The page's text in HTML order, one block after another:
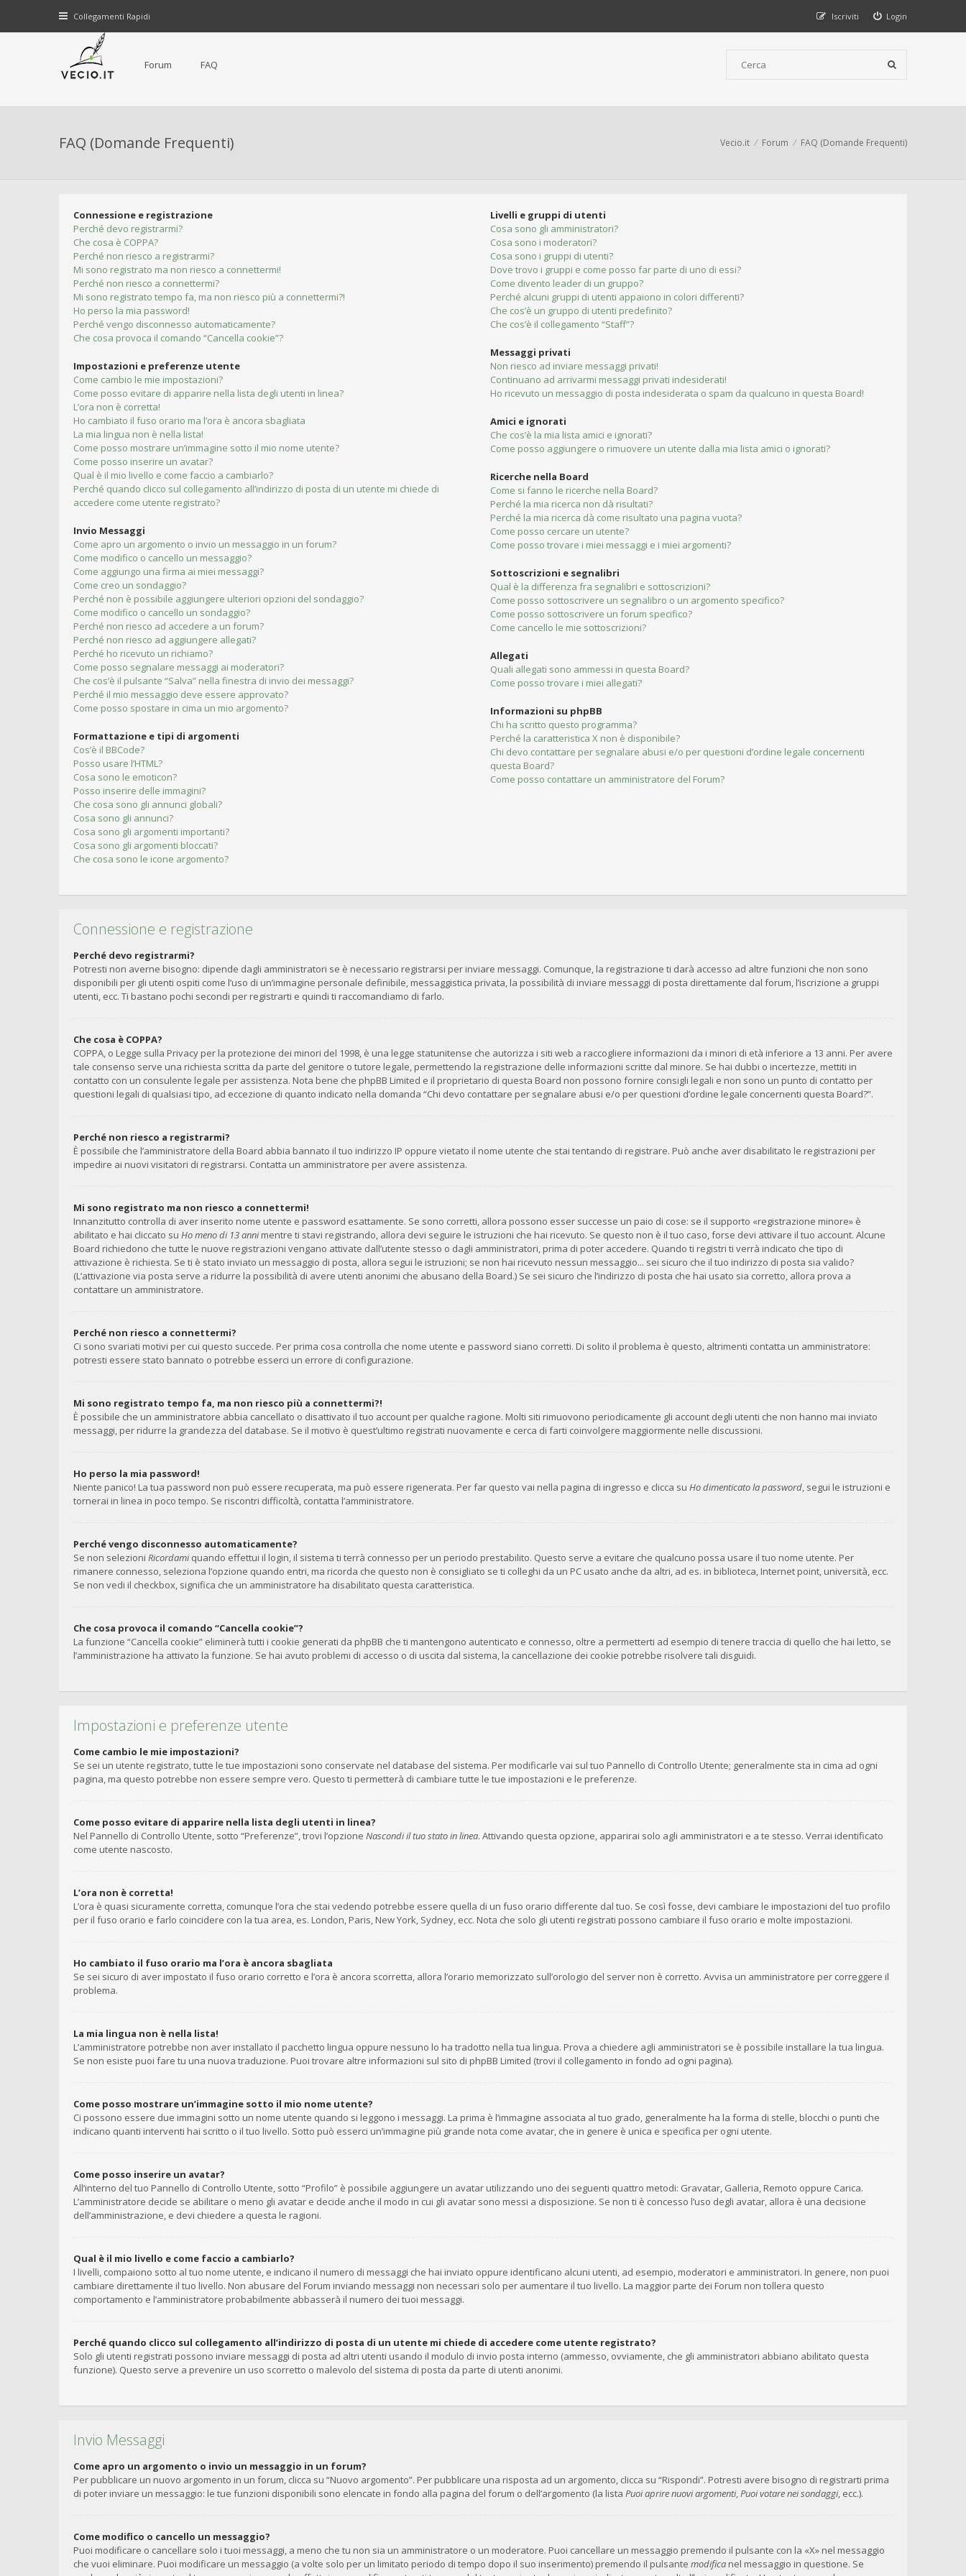
Collegamenti Rapidi Login
Iscriviti
Forum FAQ
FAQ (Domande Frequenti) Vecio.it Forum FAQ (Domande Frequenti)
Connessione e registrazione
Perché devo registrarmi?
Che cosa è COPPA?
Perché non riesco a registrarmi?
Mi sono registrato ma non riesco a connettermi!
Perché non riesco a connettermi?
Mi sono registrato tempo fa, ma non riesco più a connettermi?!
Ho perso la mia password!
Perché vengo disconnesso automaticamente?
Che cosa provoca il comando “Cancella cookie”?
Impostazioni e preferenze utente
Come cambio le mie impostazioni?
Come posso evitare di apparire nella lista degli utenti in linea?
L’ora non è corretta!
Ho cambiato il fuso orario ma l’ora è ancora sbagliata
La mia lingua non è nella lista!
Come posso mostrare un’immagine sotto il mio nome utente?
Come posso inserire un avatar?
Qual è il mio livello e come faccio a cambiarlo?
Perché quando clicco sul collegamento all’indirizzo di posta di un utente mi chiede di
accedere come utente registrato?
Invio Messaggi
Come apro un argomento o invio un messaggio in un forum?
Come modifico o cancello un messaggio?
Come aggiungo una firma ai miei messaggi?
Come creo un sondaggio?
Perché non è possibile aggiungere ulteriori opzioni del sondaggio?
Come modifico o cancello un sondaggio?
Perché non riesco ad accedere a un forum?
Perché non riesco ad aggiungere allegati?
Perché ho ricevuto un richiamo?
Come posso segnalare messaggi ai moderatori?
Che cos’è il pulsante “Salva” nella finestra di invio dei messaggi?
Perché il mio messaggio deve essere approvato?
Come posso spostare in cima un mio argomento?
Formattazione e tipi di argomenti
Cos’è il BBCode?
Posso usare l’HTML?
Cosa sono le emoticon?
Posso inserire delle immagini?
Che cosa sono gli annunci globali?
Cosa sono gli annunci?
Cosa sono gli argomenti importanti?
Cosa sono gli argomenti bloccati?
Che cosa sono le icone argomento?
Livelli e gruppi di utenti
Cosa sono gli amministratori?
Cosa sono i moderatori?
Cosa sono i gruppi di utenti?
Dove trovo i gruppi e come posso far parte di uno di essi?
Come divento leader di un gruppo?
Perché alcuni gruppi di utenti appaiono in colori differenti?
Che cos’è un gruppo di utenti predefinito?
Che cos’è il collegamento “Staff”?
Messaggi privati
Non riesco ad inviare messaggi privati!
Continuano ad arrivarmi messaggi privati indesiderati!
Ho ricevuto un messaggio di posta indesiderata o spam da qualcuno in questa Board!
Amici e ignorati
Che cos’è la mia lista amici e ignorati?
Come posso aggiungere o rimuovere un utente dalla mia lista amici o ignorati?
Ricerche nella Board
Come si fanno le ricerche nella Board?
Perché la mia ricerca non dà risultati?
Perché la mia ricerca dà come risultato una pagina vuota?
Come posso cercare un utente?
Come posso trovare i miei messaggi e i miei argomenti?
Sottoscrizioni e segnalibri
Qual è la differenza fra segnalibri e sottoscrizioni?
Come posso sottoscrivere un segnalibro o un argomento specifico?
Come posso sottoscrivere un forum specifico?
Come cancello le mie sottoscrizioni?
Allegati
Quali allegati sono ammessi in questa Board?
Come posso trovare i miei allegati?
Informazioni su phpBB
Chi ha scritto questo programma?
Perché la caratteristica X non è disponibile?
Chi devo contattare per segnalare abusi e/o per questioni d’ordine legale concernenti
questa Board?
Come posso contattare un amministratore del Forum?
Connessione e registrazione
Perché devo registrarmi?
Potresti non averne bisogno: dipende dagli amministratori se è necessario registrarsi per inviare messaggi. Comunque, la registrazione ti darà accesso ad altre funzioni che non sono
disponibili per gli utenti ospiti come l’uso di un’immagine personale definibile, messaggistica privata, la possibilità di inviare messaggi di posta direttamente dal forum, l’iscrizione a gruppi
utenti, ecc. Ti bastano pochi secondi per registrarti e quindi ti raccomandiamo di farlo.
Che cosa è COPPA?
COPPA, o Legge sulla Privacy per la protezione dei minori del 1998, è una legge statunitense che autorizza i siti web a raccogliere informazioni da i minori di età inferiore a 13 anni. Per avere
tale consenso serve una richiesta scritta da parte del genitore o tutore legale, permettendo la registrazione delle informazioni scritte dal minore. Se hai dubbi o incertezze, mettiti in
contatto con un consulente legale per assistenza. Nota bene che phpBB Limited e il proprietario di questa Board non possono fornire consigli legali e non sono un punto di contatto per
questioni legali di qualsiasi tipo, ad eccezione di quanto indicato nella domanda “Chi devo contattare per segnalare abusi e/o per questioni d’ordine legale concernenti questa Board?”.
Perché non riesco a registrarmi?
È possibile che l’amministratore della Board abbia bannato il tuo indirizzo IP oppure vietato il nome utente che stai tentando di registrare. Può anche aver disabilitato le registrazioni per
impedire ai nuovi visitatori di registrarsi. Contatta un amministratore per avere assistenza.
Mi sono registrato ma non riesco a connettermi!
Innanzitutto controlla di aver inserito nome utente e password esattamente. Se sono corretti, allora possono esser successe un paio di cose: se il supporto «registrazione minore» è
abilitato e hai cliccato su Ho meno di 13 annimentre ti stavi registrando, allora devi seguire le istruzioni che hai ricevuto. Se questo non è il tuo caso, forse devi attivare il tuo account. Alcune
Board richiedono che tutte le nuove registrazioni vengano attivate dall’utente stesso o dagli amministratori, prima di poter accedere. Quando ti registri ti verrà indicato che tipo di
attivazione è richiesta. Se ti è stato inviato un messaggio di posta, allora segui le istruzioni; se non hai ricevuto nessun messaggio... sei sicuro che il tuo indirizzo di posta sia valido?
(L’attivazione via posta serve a ridurre la possibilità di avere utenti anonimi che abusano della Board.) Se sei sicuro che l’indirizzo di posta che hai usato sia corretto, allora prova a
contattare un amministratore.
Perché non riesco a connettermi?
Ci sono svariati motivi per cui questo succede. Per prima cosa controlla che nome utente e password siano corretti. Di solito il problema è questo, altrimenti contatta un amministratore:
potresti essere stato bannato o potrebbe esserci un errore di configurazione.
Mi sono registrato tempo fa, ma non riesco più a connettermi?!
È possibile che un amministratore abbia cancellato o disattivato il tuo account per qualche ragione. Molti siti rimuovono periodicamente gli account degli utenti che non hanno mai inviato
messaggi, per ridurre la grandezza del database. Se il motivo è quest’ultimo registrati nuovamente e cerca di farti coinvolgere maggiormente nelle discussioni.
Ho perso la mia password!
Niente panico! La tua password non può essere recuperata, ma può essere rigenerata. Per far questo vai nella pagina di ingresso e clicca su Ho dimenticato la password, segui le istruzioni e
tornerai in linea in poco tempo. Se riscontri difficoltà, contatta l’amministratore.
Perché vengo disconnesso automaticamente?
Se non selezioni Ricordamiquando effettui il login, il sistema ti terrà connesso per un periodo prestabilito. Questo serve a evitare che qualcuno possa usare il tuo nome utente. Per
rimanere connesso, seleziona l’opzione quando entri, ma ricorda che questo non è consigliato se ti colleghi da un PC usato anche da altri, ad es. in biblioteca, Internet point, università, ecc.
Se non vedi il checkbox, significa che un amministratore ha disabilitato questa caratteristica.
Che cosa provoca il comando “Cancella cookie”?
La funzione “Cancella cookie” eliminerà tutti i cookie generati da phpBB che ti mantengono autenticato e connesso, oltre a permetterti ad esempio di tenere traccia di quello che hai letto, se
l’amministrazione ha attivato la funzione. Se hai avuto problemi di accesso o di uscita dal sistema, la cancellazione dei cookie potrebbe risolvere tali disguidi.
Impostazioni e preferenze utente
Come cambio le mie impostazioni?
Se sei un utente registrato, tutte le tue impostazioni sono conservate nel database del sistema. Per modificarle vai sul tuo Pannello di Controllo Utente; generalmente sta in cima ad ogni
pagina, ma questo potrebbe non essere sempre vero. Questo ti permetterà di cambiare tutte le tue impostazioni e le preferenze.
Come posso evitare di apparire nella lista degli utenti in linea?
Nel Pannello di Controllo Utente, sotto “Preferenze”, trovi l’opzione Nascondi il tuo stato in linea. Attivando questa opzione, apparirai solo agli amministratori e a te stesso. Verrai identificato
come utente nascosto.
L’ora non è corretta!
L’ora è quasi sicuramente corretta, comunque l’ora che stai vedendo potrebbe essere quella di un fuso orario differente dal tuo. Se così fosse, devi cambiare le impostazioni del tuo profilo
per il fuso orario e farlo coincidere con la tua area, es. London, Paris, New York, Sydney, ecc. Nota che solo gli utenti registrati possono cambiare il fuso orario e molte impostazioni.
Ho cambiato il fuso orario ma l’ora è ancora sbagliata
Se sei sicuro di aver impostato il fuso orario corretto e l’ora è ancora scorretta, allora l’orario memorizzato sull’orologio del server non è corretto. Avvisa un amministratore per correggere il
problema.
La mia lingua non è nella lista!
L’amministratore potrebbe non aver installato il pacchetto lingua oppure nessuno lo ha tradotto nella tua lingua. Prova a chiedere agli amministratori se è possibile installare la tua lingua.
Se non esiste puoi fare tu una nuova traduzione. Puoi trovare altre informazioni sul sito di phpBB Limited (trovi il collegamento in fondo ad ogni pagina).
Come posso mostrare un’immagine sotto il mio nome utente?
Ci possono essere due immagini sotto un nome utente quando si leggono i messaggi. La prima è l’immagine associata al tuo grado, generalmente ha la forma di stelle, blocchi o punti che
indicano quanti interventi hai scritto o il tuo livello. Sotto può esserci un’immagine più grande nota come avatar, che in genere è unica e specifica per ogni utente.
Come posso inserire un avatar?
All’interno del tuo Pannello di Controllo Utente, sotto “Profilo” è possibile aggiungere un avatar utilizzando uno dei seguenti quattro metodi: Gravatar, Galleria, Remoto oppure Carica.
L’amministratore decide se abilitare o meno gli avatar e decide anche il modo in cui gli avatar sono messi a disposizione. Se non ti è concesso l’uso degli avatar, allora è una decisione
dell’amministrazione, e devi chiedere a questa le ragioni.
Qual è il mio livello e come faccio a cambiarlo?
I livelli, compaiono sotto al tuo nome utente, e indicano il numero di messaggi che hai inviato oppure identificano alcuni utenti, ad esempio, moderatori e amministratori. In genere, non puoi
cambiare direttamente il tuo livello. Non abusare del Forum inviando messaggi non necessari solo per aumentare il tuo livello. La maggior parte dei Forum non tollera questo
comportamento e l’amministratore probabilmente abbasserà il numero dei tuoi messaggi.
Perché quando clicco sul collegamento all’indirizzo di posta di un utente mi chiede di accedere come utente registrato?
Solo gli utenti registrati possono inviare messaggi di posta ad altri utenti usando il modulo di invio posta interno (ammesso, ovviamente, che gli amministratori abbiano abilitato questa
funzione). Questo serve a prevenire un uso scorretto o malevolo del sistema di posta da parte di utenti anonimi.
Invio Messaggi
Come apro un argomento o invio un messaggio in un forum?
Per pubblicare un nuovo argomento in un forum, clicca su “Nuovo argomento”. Per pubblicare una risposta ad un argomento, clicca su “Rispondi”. Potresti avere bisogno di registrarti prima
di poter inviare un messaggio: le tue funzioni disponibili sono elencate in fondo alla pagina del forum o dell’argomento (la lista Puoi aprire nuovi argomenti,Puoi votare nei sondaggi, ecc.).
Come modifico o cancello un messaggio?
Puoi modificare o cancellare solo i tuoi messaggi, a meno che tu non sia un amministratore o un moderatore. Puoi cancellare un messaggio premendo il pulsante con la «X» nel messaggio
che vuoi eliminare. Puoi modificare un messaggio (a volte solo per un limitato periodo di tempo dopo il suo inserimento) premendo il pulsante modifica nel messaggio in questione. Se